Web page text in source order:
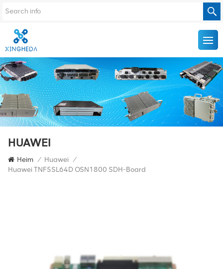
HUAWEI
Heim / Huawei /
Huawei TNF5SL64D OSN1800 SDH-Board